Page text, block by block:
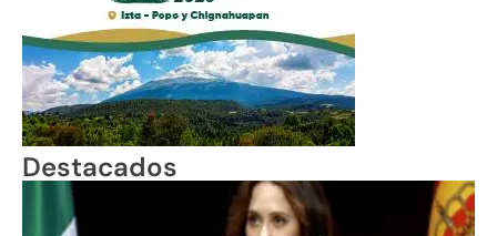
Destacados